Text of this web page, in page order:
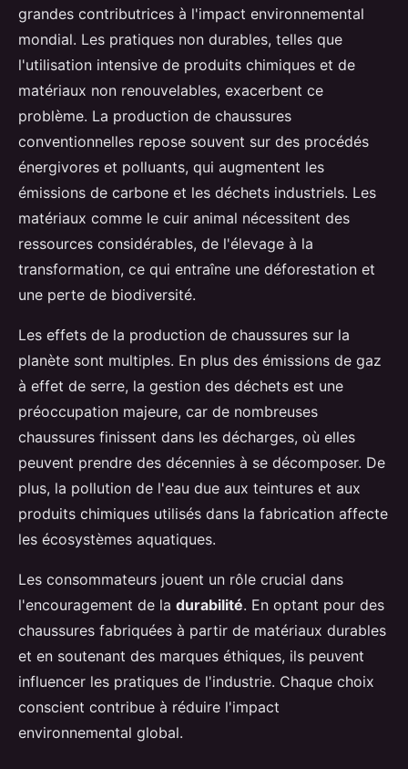
grandes contributrices à l'impact environnemental
mondial. Les pratiques non durables, telles que
l'utilisation intensive de produits chimiques et de
matériaux non renouvelables, exacerbent ce
problème. La production de chaussures
conventionnelles repose souvent sur des procédés
énergivores et polluants, qui augmentent les
émissions de carbone et les déchets industriels. Les
matériaux comme le cuir animal nécessitent des
ressources considérables, de l'élevage à la
transformation, ce qui entraîne une déforestation et
une perte de biodiversité.
Les effets de la production de chaussures sur la
planète sont multiples. En plus des émissions de gaz
à effet de serre, la gestion des déchets est une
préoccupation majeure, car de nombreuses
chaussures finissent dans les décharges, où elles
peuvent prendre des décennies à se décomposer. De
plus, la pollution de l'eau due aux teintures et aux
produits chimiques utilisés dans la fabrication affecte
les écosystèmes aquatiques.
Les consommateurs jouent un rôle crucial dans
l'encouragement de la durabilité. En optant pour des
chaussures fabriquées à partir de matériaux durables
et en soutenant des marques éthiques, ils peuvent
influencer les pratiques de l'industrie. Chaque choix
conscient contribue à réduire l'impact
environnemental global.